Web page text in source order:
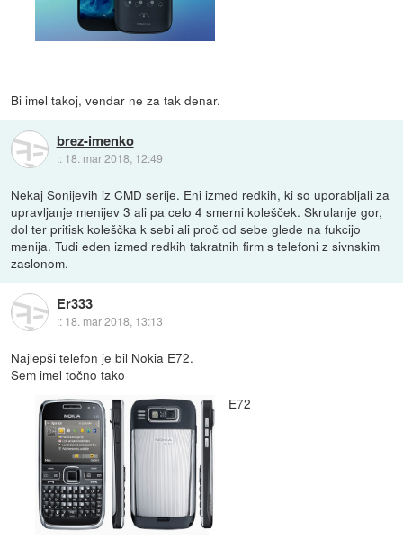
Bi imel takoj, vendar ne za tak denar.
brez-imenko
:: 18. mar 2018, 12:49
Nekaj Sonijevih iz CMD serije. Eni izmed redkih, ki so uporabljali za
upravljanje menijev 3 ali pa celo 4 smerni kolešček. Skrulanje gor,
dol ter pritisk koleščka k sebi ali proč od sebe glede na fukcijo
menija. Tudi eden izmed redkih takratnih firm s telefoni z sivnskim
zaslonom.
Er333
:: 18. mar 2018, 13:13
Najlepši telefon je bil Nokia E72.
Sem imel točno tako
E72